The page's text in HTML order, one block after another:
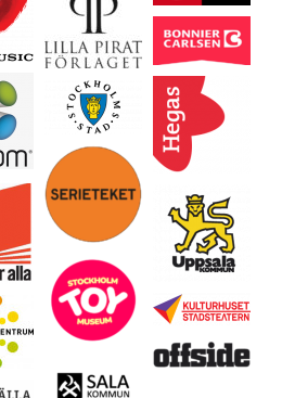
Följ på Instagram